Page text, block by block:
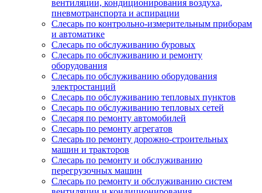
вентиляции, кондиционирования воздуха,
пневмотранспорта и аспирации
Слесарь по контрольно-измерительным приборам
и автоматике
Слесарь по обслуживанию буровых
Слесарь по обслуживанию и ремонту
оборудования
Слесарь по обслуживанию оборудования
электростанций
Слесарь по обслуживанию тепловых пунктов
Слесарь по обслуживанию тепловых сетей
Слесаря по ремонту автомобилей
Слесарь по ремонту агрегатов
Слесарь по ремонту дорожно-строительных
машин и тракторов
Слесарь по ремонту и обслуживанию
перегрузочных машин
Слесарь по ремонту и обслуживанию систем